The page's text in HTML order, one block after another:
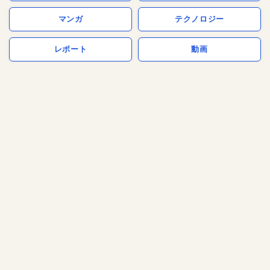
マンガ テクノロジー
レポート 動画